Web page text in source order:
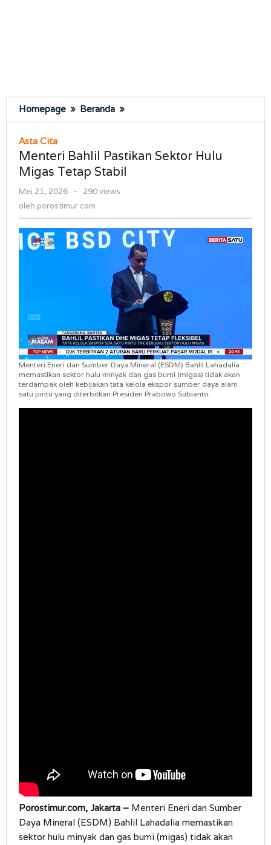
Homepage » Beranda »
Bahlil
Sektor
Hulu
Asta Cita
Menteri Bahlil Pastikan Sektor Hulu
Migas Tetap Stabil
Mei 21, 2026
oleh
-
290 views
oleh porostimur.com
Menteri Eneri dan Sumber Daya Mineral (ESDM) Bahlil Lahadalia
memastikan sektor hulu minyak dan gas bumi (migas) tidak akan
terdampak oleh kebijakan tata kelola ekspor sumber daya alam
satu pintu yang diterbitkan Presiden Prabowo Subianto.
Porostimur.com, Jakarta – Menteri Eneri dan Sumber
Daya Mineral (ESDM) Bahlil Lahadalia memastikan
sektor hulu minyak dan gas bumi (migas) tidak akan